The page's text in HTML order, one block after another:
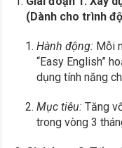
(Dành cho trình
Hành động: Mỗi
“Easy English”
dụng tính năng
Mục tiêu: Tăng
trong vòng 3